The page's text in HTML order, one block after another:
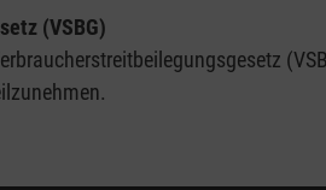
(VSBG)